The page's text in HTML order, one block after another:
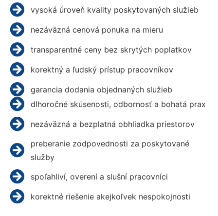
vysoká úroveň kvality poskytovaných služieb
nezáväzná cenová ponuka na mieru
transparentné ceny bez skrytých poplatkov
korektný a ľudský prístup pracovníkov
garancia dodania objednaných služieb
dlhoročné skúsenosti, odbornosť a bohatá prax
nezáväzná a bezplatná obhliadka priestorov
preberanie zodpovednosti za poskytované
služby
spoľahliví, overení a slušní pracovníci
korektné riešenie akejkoľvek nespokojnosti